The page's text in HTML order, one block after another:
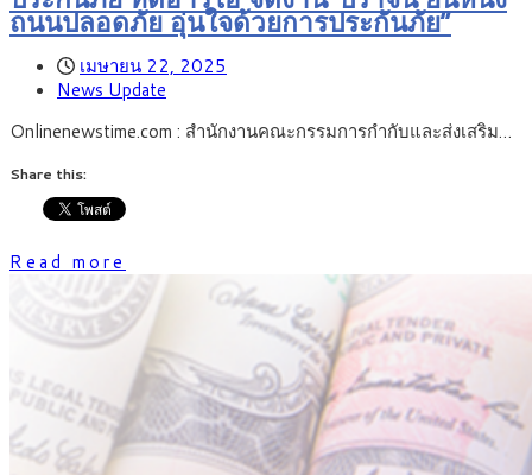
ถนนปลอดภัย อุ่นใจด้วยการประกันภัย”
เมษายน 22, 2025
News Update
Onlinenewstime.com : สำนักงานคณะกรรมการกำกับและส่งเสริม…
Share this:
Read more